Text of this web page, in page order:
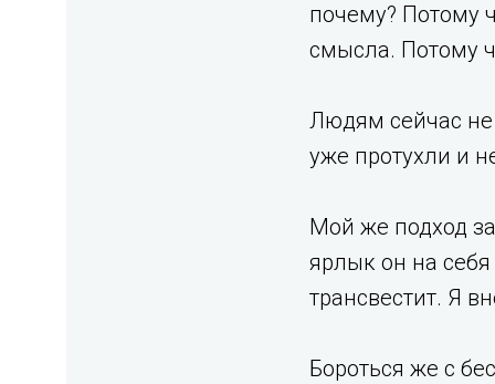
почему? Потому
смысла. Потому
Людям сейчас
уже протухли и
Мой же подход
ярлык он на
трансвестит. Я
Бороться же с